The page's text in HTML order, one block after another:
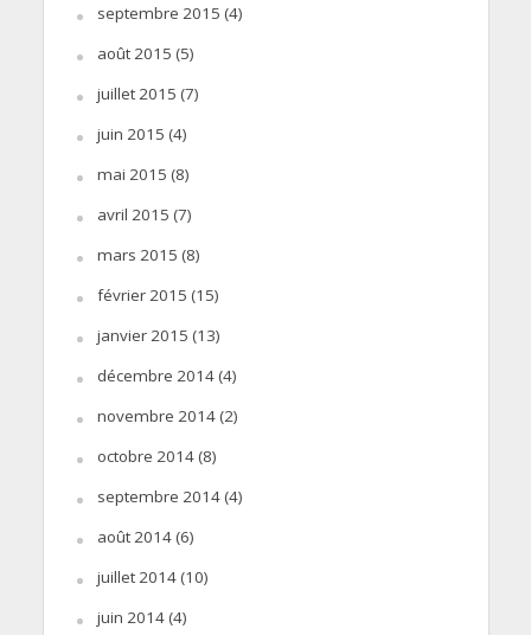
septembre 2015 (4)
août 2015 (5)
juillet 2015 (7)
juin 2015 (4)
mai 2015 (8)
avril 2015 (7)
mars 2015 (8)
février 2015 (15)
janvier 2015 (13)
décembre 2014(4)
novembre 2014(2)
octobre 2014(8)
septembre 2014(4)
août 2014(6)
juillet 2014(10)
juin 2014(4)